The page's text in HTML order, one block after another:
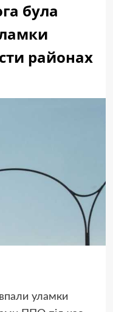
була
районах
уламки